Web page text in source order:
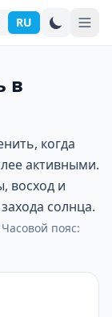
RU
в
когда
активными.
восход и
солнца.
Часовой пояс: